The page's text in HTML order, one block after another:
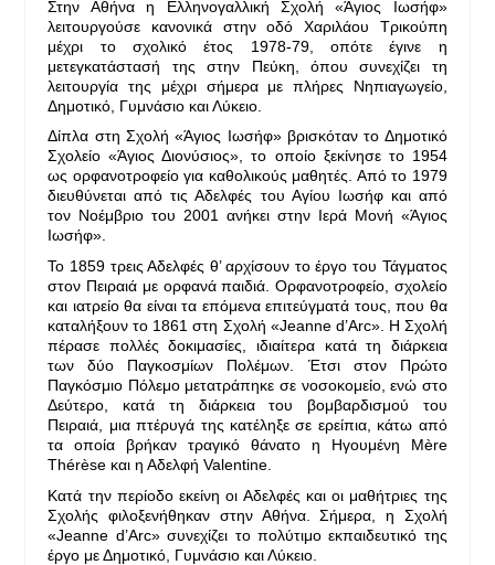
Στην Αθήνα η Ελληνογαλλική Σχολή «Άγιος Ιωσήφ»
λειτουργούσε κανονικά στην οδό Χαριλάου Τρικούπη
μέχρι το σχολικό έτος 1978-79, οπότε έγινε η
μετεγκατάστασή της στην Πεύκη, όπου συνεχίζει τη
λειτουργία της μέχρι σήμερα με πλήρες Νηπιαγωγείο,
Δημοτικό, Γυμνάσιο και Λύκειο.
Δίπλα στη Σχολή «Άγιος Ιωσήφ» βρισκόταν το Δημοτικό
Σχολείο «Άγιος Διονύσιος», το οποίο ξεκίνησε το 1954
ως ορφανοτροφείο για καθολικούς μαθητές. Από το 1979
διευθύνεται από τις Αδελφές του Αγίου Ιωσήφ και από
τον Νοέμβριο του 2001 ανήκει στην Ιερά Μονή «Άγιος
Ιωσήφ».
Το 1859 τρεις Αδελφές θ’ αρχίσουν το έργο του Τάγματος
στον Πειραιά με ορφανά παιδιά. Ορφανοτροφείο, σχολείο
και ιατρείο θα είναι τα επόμενα επιτεύγματά τους, που θα
καταλήξουν το 1861 στη Σχολή «Jeanne d’Arc». Η Σχολή
πέρασε πολλές δοκιμασίες, ιδιαίτερα κατά τη διάρκεια
των δύο Παγκοσμίων Πολέμων. Έτσι στον Πρώτο
Παγκόσμιο Πόλεμο μετατράπηκε σε νοσοκομείο, ενώ στο
Δεύτερο, κατά τη διάρκεια του βομβαρδισμού του
Πειραιά, μια πτέρυγά της κατέληξε σε ερείπια, κάτω από
τα οποία βρήκαν τραγικό θάνατο η Ηγουμένη Mère
Thérèse και η Αδελφή Valentine.
Κατά την περίοδο εκείνη οι Αδελφές και οι μαθήτριες της
Σχολής φιλοξενήθηκαν στην Αθήνα. Σήμερα, η Σχολή
«Jeanne d’Arc» συνεχίζει το πολύτιμο εκπαιδευτικό της
έργο με Δημοτικό, Γυμνάσιο και Λύκειο.